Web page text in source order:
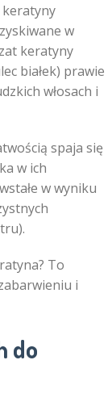
w
keratyny
białek) prawie
włosach i
spaja się
w ich
w wyniku
To
i
do